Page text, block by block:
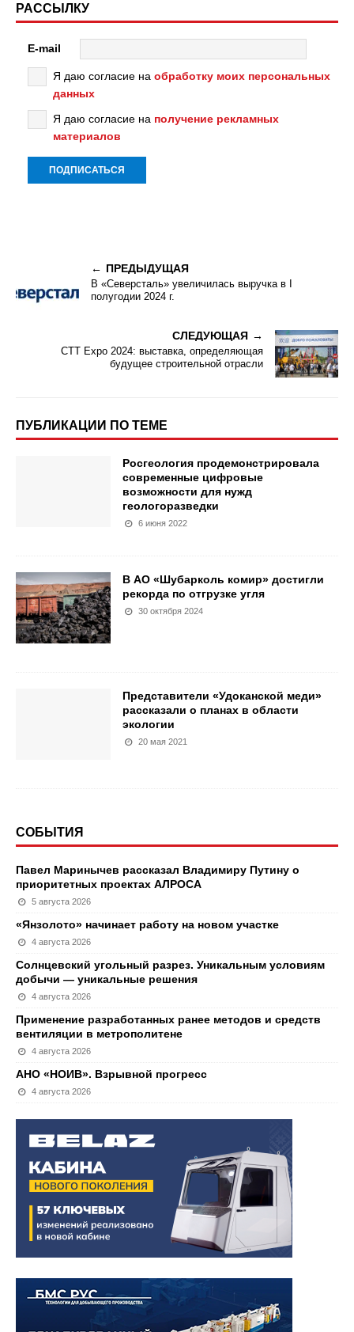
РАССЫЛКУ
E-mail
Я даю согласие на обработку моих персональных
данных
Я даю согласие на получение рекламных
материалов
ПРЕДЫДУЩАЯ
В «Северсталь» увеличилась выручка в I
полугодии 2024 г.
СЛЕДУЮЩАЯ
CTT Expo 2024: выставка, определяющая
будущее строительной отрасли
ПУБЛИКАЦИИ ПО ТЕМЕ
Росгеология продемонстрировала
современные цифровые
возможности для нужд
геологоразведки
6 июня 2022
В АО «Шубарколь комир» достигли
рекорда по отгрузке угля
30 октября 2024
Представители «Удоканской меди»
рассказали о планах в области
экологии
20 мая 2021
СОБЫТИЯ
Павел Маринычев рассказал Владимиру Путину о
приоритетных проектах АЛРОСА
5 августа 2026
«Янзолото» начинает работу на новом участке
4 августа 2026
Солнцевский угольный разрез. Уникальным условиям
добычи — уникальные решения
4 августа 2026
Применение разработанных ранее методов и средств
вентиляции в метрополитене
4 августа 2026
АНО «НОИВ». Взрывной прогресс
4 августа 2026